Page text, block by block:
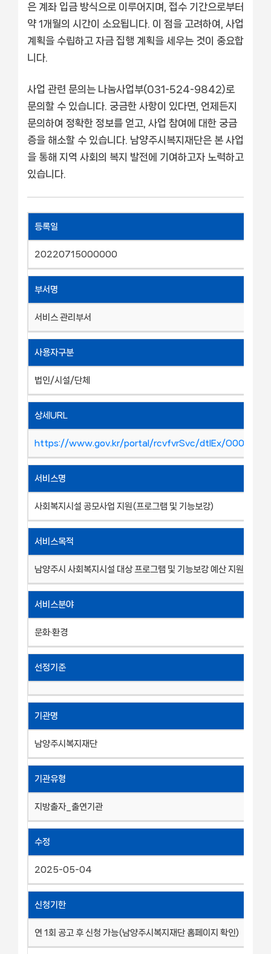
은 계좌 입금 방식으로 이루어지며, 접수 기간으로부터
약 1개월의 시간이 소요됩니다. 이 점을 고려하여, 사업
계획을 수립하고 자금 집행 계획을 세우는 것이 중요합
니다.
사업 관련 문의는 나눔사업부(031-524-9842)로
문의할 수 있습니다. 궁금한 사항이 있다면, 언제든지
문의하여 정확한 정보를 얻고, 사업 참여에 대한 궁금
증을 해소할 수 있습니다. 남양주시복지재단은 본 사업
을 통해 지역 사회의 복지 발전에 기여하고자 노력하고
있습니다.
등록일
20220715000000
부서명
서비스 관리부서
사용자구분
법인/시설/단체
상세URL
https://www.gov.kr/portal/rcvfvrSvc/dtlEx/
서비스명
사회복지시설 공모사업 지원(프로그램 및 기능보강)
서비스목적
남양주시 사회복지시설 대상 프로그램 및 기능보강 예산 지원
서비스분야
문화·환경
선정기준
기관명
남양주시복지재단
기관유형
지방출자_출연기관
수정
2025-05-04
신청기한
연 1회 공고 후 신청 가능(남양주시복지재단 홈페이지 확인)